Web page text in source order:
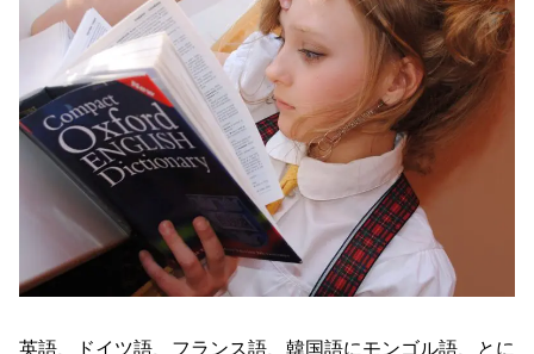
英語、ドイツ語、フランス語、韓国語にモンゴル語、とに